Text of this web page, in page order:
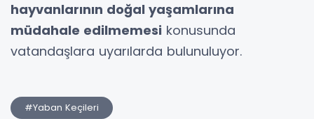
hayvanlarının doğal yaşamlarına
müdahale edilmemesi konusunda
vatandaşlara uyarılarda bulunuluyor.
#Yaban Keçileri